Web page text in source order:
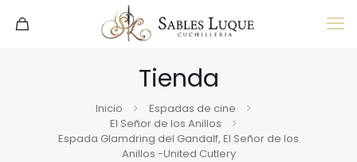
Tienda
Inicio
Espadas de cine
El Señor de los Anillos
Espada Glamdring del Gandalf, El Señor de los
Anillos -United Cutlery